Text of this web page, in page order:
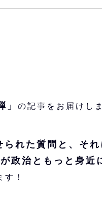
」 の記事をお届けし
れた質問と、そ
政治ともっと身近
！